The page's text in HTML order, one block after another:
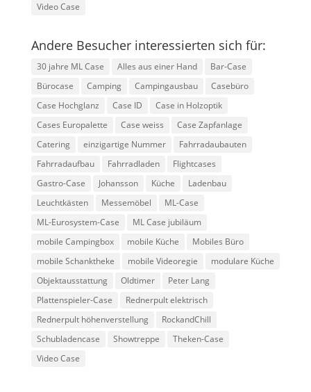
Video Case
Andere Besucher interessierten sich für:
30 jahre ML Case Alles aus einer Hand
Bar-Case
Bürocase
Camping Campingausbau
Casebüro
Case Hochglanz
Case ID
Case in Holzoptik
Cases Europalette
Case weiss
Case Zapfanlage
Catering
einzigartige Nummer
Fahrradaubauten
Fahrradaufbau
Fahrradladen
Flightcases
Gastro-Case
Johansson Küche
Ladenbau
Leuchtkästen
Messemöbel
ML-Case
ML-Eurosystem-Case
ML Case jubiläum
mobile Campingbox
mobile Küche
Mobiles Büro
mobile Schanktheke
mobile Videoregie
modulare Küche
Objektausstattung
Oldtimer
Peter Lang
Plattenspieler-Case
Rednerpult elektrisch
Rednerpult höhenverstellung
RockandChill
Schubladencase
Showtreppe
Theken-Case
Video Case